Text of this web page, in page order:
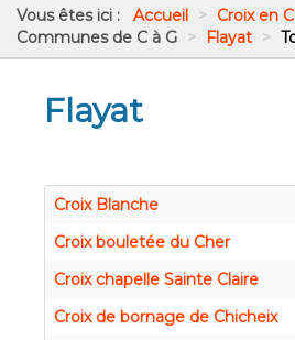
Vous êtes ici : Accueil > Croix en
Communes de C à G > Flayat >
Flayat
Croix Blanche
Croix bouletée du Cher
Croix chapelle Sainte Claire
Croix de bornage de Chicheix